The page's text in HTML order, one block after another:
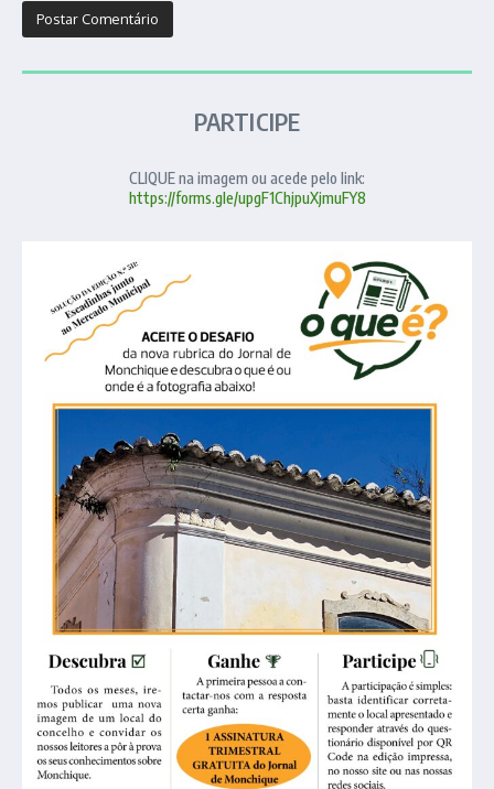
PARTICIPE
CLIQUE na imagem ou acede pelo link:
https://forms.gle/upgF1ChjpuXjmuFY8